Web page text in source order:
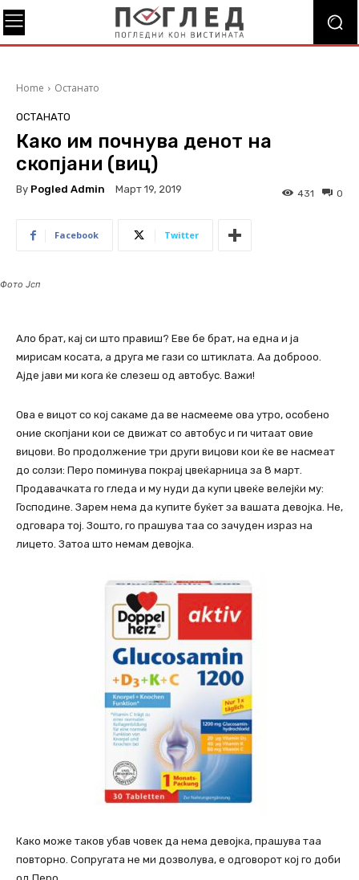
Home Останато
ОСТАНАТО
Како им почнува денот на
скопјани (виц)
By Pogled Admin Март 19, 2019 0
431
Facebook Twitter
Фото Јсп
Ало брат, кај си што правиш? Еве бе брат, на една и ја
мирисам косата, а друга ме гази со штиклата. Аа доброоо.
Ајде јави ми кога ќе слезеш од автобус. Важи!
Ова е вицот со кој сакаме да ве насмееме ова утро, особено
оние скопјани кои се движат со автобус и ги читаат овие
вицови. Во продолжение три други вицови кои ќе ве насмеат
до солзи: Перо поминува покрај цвеќарница за 8 март.
Продавачката го гледа и му нуди да купи цвеќе велејќи му:
Господине. Зарем нема да купите буќет за вашата девојка. Не,
одговара тој. Зошто, го прашува таа со зачуден израз на
лицето. Затоа што немам девојка.
Како може таков убав човек да нема девојка, прашува таа
повторно. Сопругата не ми дозволува, е одговорот кој го доби